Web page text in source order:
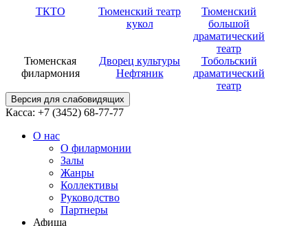
ТКТО
Тюменский театр
кукол
Тюменский
большой
драматический
театр
Тюменская
филармония
Дворец культуры
Нефтяник
Тобольский
драматический
театр
Версия для слабовидящих
Касса: +7 (3452) 68-77-77
О нас
О филармонии
Залы
Жанры
Коллективы
Руководство
Партнеры
Афиша